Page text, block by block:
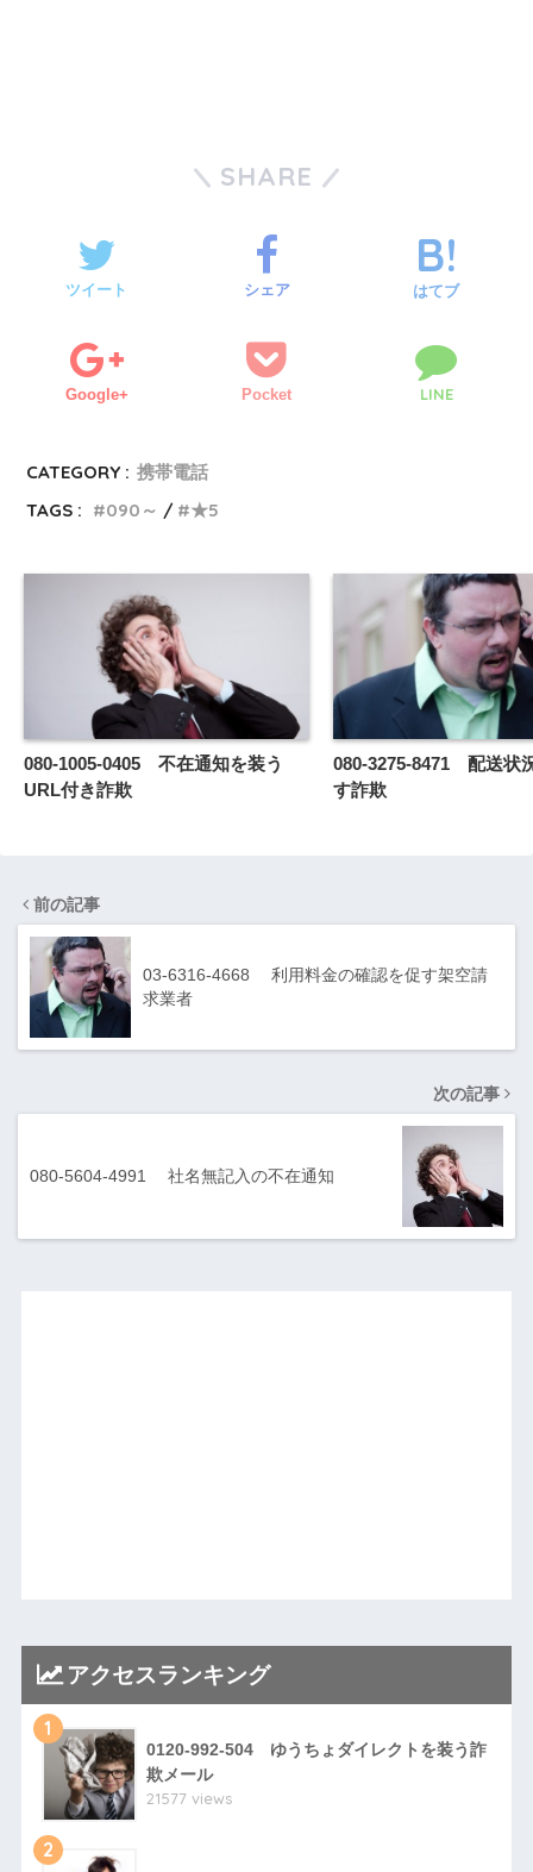
SHARE
ツイート シェア はてブ
Google+ Pocket LINE
CATEGORY : 携帯電話
TAGS :
090～ ★5
080-1005-0405 不在通知を装う
URL付き詐欺
080-3275-8471 配送状
す詐欺
前の記事
03-6316-4668 利用料金の確認を促す架空請
求業者
次の記事
080-5604-4991 社名無記入の不在通知
アクセスランキング
1
0120-992-504 ゆうちょダイレクトを装う詐
欺メール
21577 views
2